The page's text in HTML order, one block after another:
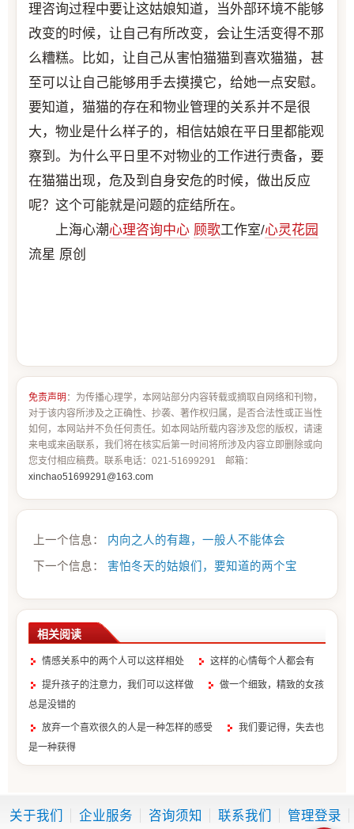
理咨询过程中要让这姑娘知道，当外部环境不能够
改变的时候，让自己有所改变，会让生活变得不那
么糟糕。比如，让自己从害怕猫猫到喜欢猫猫，甚
至可以让自己能够用手去摸摸它，给她一点安慰。
要知道，猫猫的存在和物业管理的关系并不是很
大，物业是什么样子的，相信姑娘在平日里都能观
察到。为什么平日里不对物业的工作进行责备，要
在猫猫出现，危及到自身安危的时候，做出反应
呢？这个可能就是问题的症结所在。
上海心潮心理咨询中心 顾歌工作室/心灵花园
流星 原创
免责声明 ：为传播心理学，本网站部分内容转载或摘取自网络和刊物，
对于该内容所涉及之正确性、抄袭、著作权归属，是否合法性或正当性
如何，本网站并不负任何责任。如本网站所载内容涉及您的版权，请速
来电或来函联系，我们将在核实后第一时间将所涉及内容立即删除或向
您支付相应稿费。联系电话：021-51699291 邮箱：
xinchao51699291@163.com
上一个信息： 内向之人的有趣，一般人不能体会
下一个信息： 害怕冬天的姑娘们，要知道的两个宝
相关阅读
情感关系中的两个人可以这样相处 这样的心情每个人都会有
提升孩子的注意力，我们可以这样做
做一个细致，精致的女孩
总是没错的
放弃一个喜欢很久的人是一种怎样的感受
我们要记得，失去也
是一种获得
这句话真的很有道理 我们可以这样练习说话（二）
关于我们 企业服务 咨询须知 联系我们 管理登录